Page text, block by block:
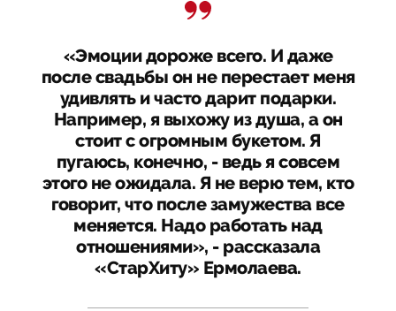
«Эмоции дороже всего. И даже
после свадьбы он не перестает меня
удивлять и часто дарит подарки.
Например, я выхожу из душа, а он
стоит с огромным букетом. Я
пугаюсь, конечно, - ведь я совсем
этого не ожидала. Я не верю тем, кто
говорит, что после замужества все
меняется. Надо работать над
отношениями», - рассказала
«СтарХиту» Ермолаева.